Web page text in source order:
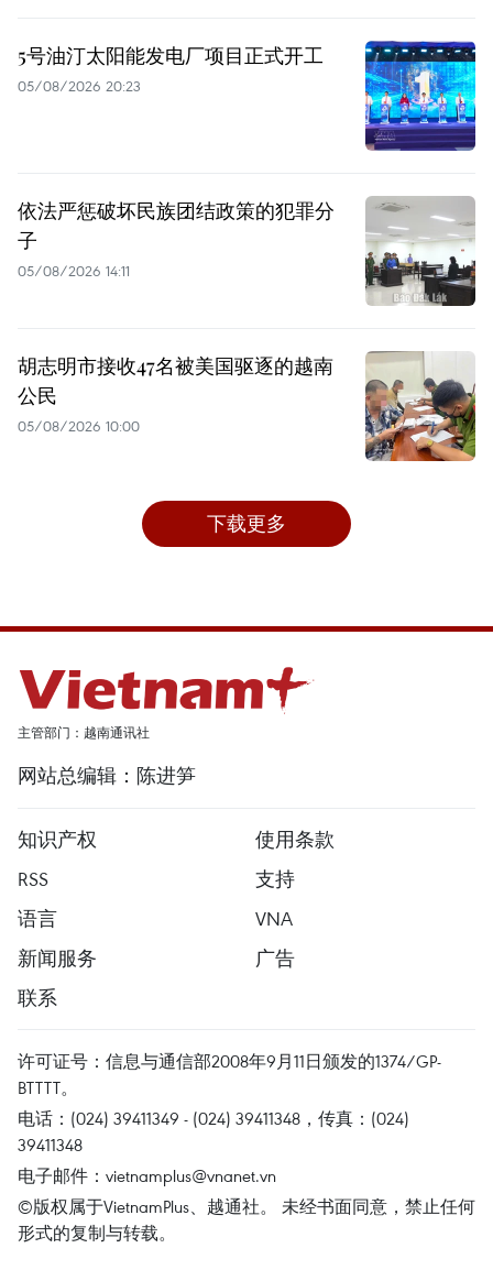
5号油汀太阳能发电厂项目正式开工
05/08/2026 20:23
依法严惩破坏民族团结政策的犯罪分
子
05/08/2026 14:11
胡志明市接收47名被美国驱逐的越南
公民
05/08/2026 10:00
下载更多
主管部门：越南通讯社
网站总编辑：陈进笋
知识产权
使用条款
RSS
支持
语言
VNA
新闻服务
广告
联系
许可证号：信息与通信部2008年9月11日颁发的1374/GP-
BTTTT。
电话：(024) 39411349 - (024) 39411348，传真：(024)
39411348
电子邮件： vietnamplus@vnanet.vn
©版权属于VietnamPlus、越通社。 未经书面同意，禁止任何
形式的复制与转载。